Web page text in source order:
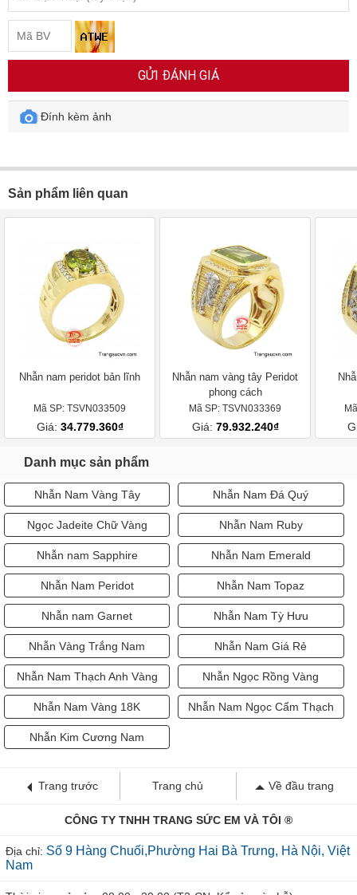
GỬI ĐÁNH GIÁ
Đính kèm ảnh
Sản phẩm liên quan
Nhẫn nam peridot bản lĩnh
Mã SP: TSVN033509
Giá: 34.779.360₫
Nhẫn nam vàng tây Peridot
phong cách
Mã SP: TSVN033369
Giá: 79.932.240₫
Danh mục sản phẩm
Nhẫn Nam Vàng Tây Nhẫn Nam Đá Quý
Ngọc Jadeite Chữ Vàng Nhẫn Nam Ruby
Nhẫn nam Sapphire Nhẫn Nam Emerald
Nhẫn Nam Peridot Nhẫn Nam Topaz
Nhẫn nam Garnet Nhẫn Nam Tỳ Hưu
Nhẫn Vàng Trắng Nam Nhẫn Nam Giá Rẻ
Nhẫn Nam Thạch Anh Vàng Nhẫn Ngọc Rồng Vàng
Nhẫn Nam Vàng 18K Nhẫn Nam Ngọc Cẩm Thạch
Nhẫn Kim Cương Nam
Trang trước Trang chủ Về đầu trang
CÔNG TY TNHH TRANG SỨC EM VÀ TÔI ®
Địa chỉ: Số 9 Hàng Chuối,Phường Hai Bà Trưng, Hà Nội, Việt
Nam